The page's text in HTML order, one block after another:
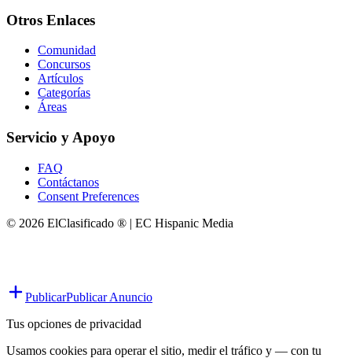
Otros Enlaces
Comunidad
Concursos
Artículos
Categorías
Áreas
Servicio y Apoyo
FAQ
Contáctanos
Consent Preferences
© 2026 ElClasificado ® | EC Hispanic Media
PublicarPublicar Anuncio
Tus opciones de privacidad
Usamos cookies para operar el sitio, medir el tráfico y — con tu